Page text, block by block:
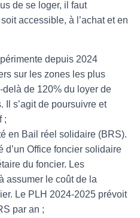
de se loger, il faut
accessible, à l’achat et en
depuis 2024
sur les zones les plus
de 120% du loyer de
Il s’agit de poursuivre et
;
en Bail réel solidaire (BRS).
d’un Office foncier solidaire
du foncier. Les
assumer le coût de la
Le PLH 2024-2025 prévoit
par an ;